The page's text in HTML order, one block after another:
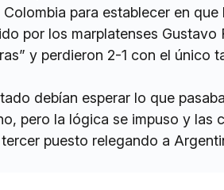
para establecer en que
por los marplatenses
y perdieron 2-1 con el único
debían esperar lo que
pero la lógica se impuso y las
puesto relegando a